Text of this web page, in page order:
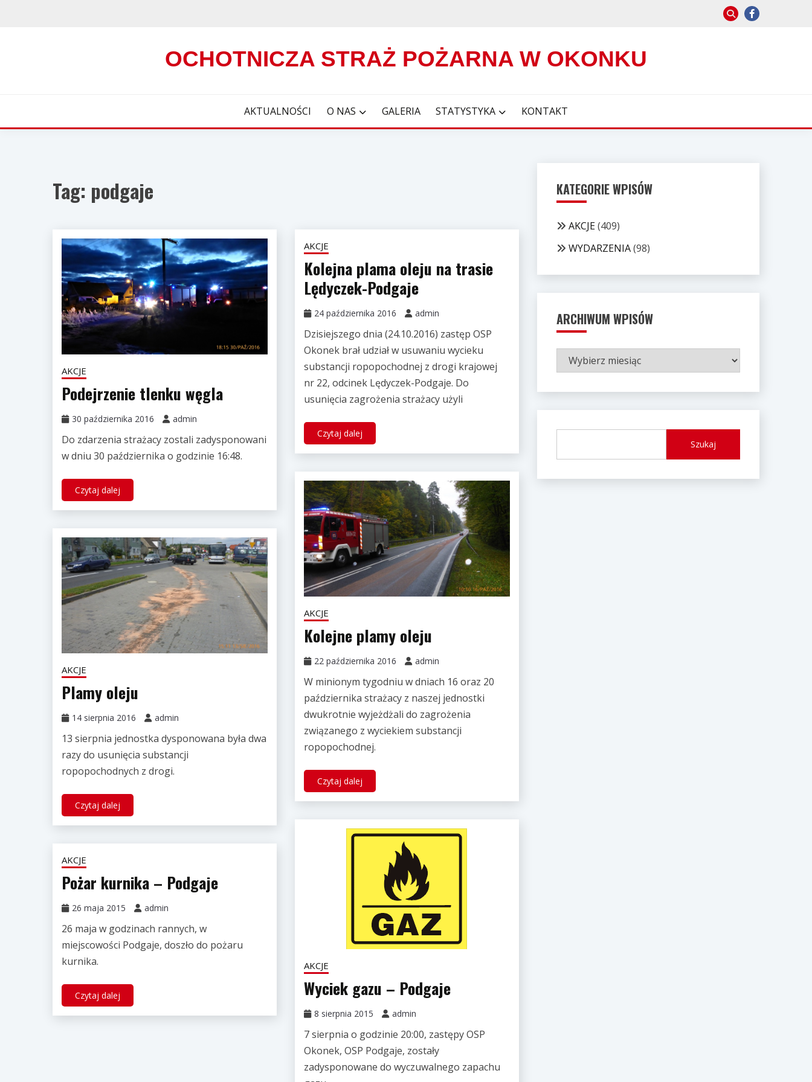
OCHOTNICZA STRAŻ POŻARNA W OKONKU
AKTUALNOŚCI O NAS GALERIA STATYSTYKA KONTAKT
Tag: podgaje
AKCJE
Podejrzenie tlenku węgla
30 października 2016 admin
Do zdarzenia strażacy zostali zadysponowani
w dniu 30 października o godzinie 16:48.
Czytaj dalej
AKCJE
Kolejna plama oleju na trasie
Lędyczek-Podgaje
24 października 2016 admin
Dzisiejszego dnia (24.10.2016) zastęp OSP
Okonek brał udział w usuwaniu wycieku
substancji ropopochodnej z drogi krajowej
nr 22, odcinek Lędyczek-Podgaje. Do
usunięcia zagrożenia strażacy użyli
Czytaj dalej
AKCJE
Kolejne plamy oleju
22 października 2016 admin
W minionym tygodniu w dniach 16 oraz 20
października strażacy z naszej jednostki
dwukrotnie wyjeżdżali do zagrożenia
związanego z wyciekiem substancji
ropopochodnej.
Czytaj dalej
AKCJE
Plamy oleju
14 sierpnia 2016 admin
13 sierpnia jednostka dysponowana była dwa
razy do usunięcia substancji
ropopochodnych z drogi.
Czytaj dalej
AKCJE
Wyciek gazu – Podgaje
8 sierpnia 2015 admin
7 sierpnia o godzinie 20:00, zastępy OSP
Okonek, OSP Podgaje, zostały
zadysponowane do wyczuwalnego zapachu
AKCJE
Pożar kurnika – Podgaje
26 maja 2015 admin
26 maja w godzinach rannych, w
miejscowości Podgaje, doszło do pożaru
kurnika.
Czytaj dalej
KATEGORIE WPISÓW
AKCJE(409)
WYDARZENIA(98)
ARCHIWUM WPISÓW
ARCHIWUM
WPISÓW
Szukaj